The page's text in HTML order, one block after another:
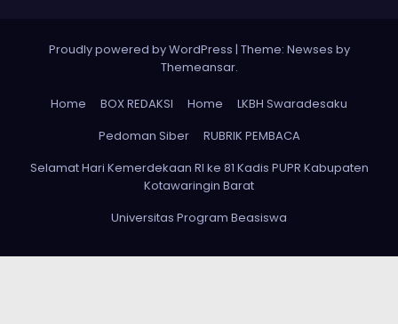
Proudly powered by WordPress | Theme: Newses by
Themeansar.
Home BOX REDAKSI Home
LKBH Swaradesaku
Pedoman Siber
RUBRIK PEMBACA
Selamat Hari Kemerdekaan RI ke 81 Kadis PUPR Kabupaten
Kotawaringin Barat
Universitas Program Beasiswa